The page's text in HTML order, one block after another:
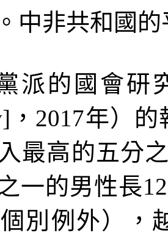
中非共和國
派的國會研
， 2017年）的
最高的五分
一的男性長
別例外），